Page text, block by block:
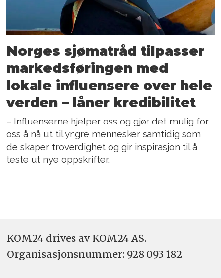
Norges sjømatråd tilpasser
markedsføringen med
lokale influensere over hele
verden – låner kredibilitet
– Influenserne hjelper oss og gjør det mulig for
oss å nå ut til yngre mennesker samtidig som
de skaper troverdighet og gir inspirasjon til å
teste ut nye oppskrifter.
KOM24 drives av KOM24 AS.
Organisasjons­nummer: 928 093 182